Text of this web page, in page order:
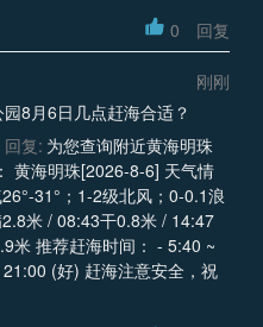
0 回复
刚刚
8月6日几点赶海合适？
回复: 为您查询附近黄海明珠
黄海明珠[2026-8-6] 天气情
31°；1-2级北风；0-0.1浪
米 / 08:43干0.8米 / 14:47
米 推荐赶海时间： - 5:40 ~
(好) 赶海注意安全，祝